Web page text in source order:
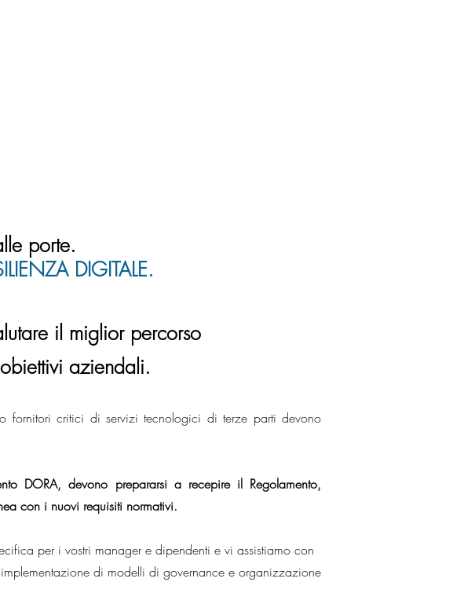
porte.
DIGITALE.
il miglior percorso
aziendali.
fornitori critici di servizi tecnologici di terze parti devono
DORA, devono prepararsi a recepire il Regolamento,
con i nuovi requisiti normativi.
per i vostri manager e dipendenti e vi assistiamo con
di modelli di governance e organizzazione